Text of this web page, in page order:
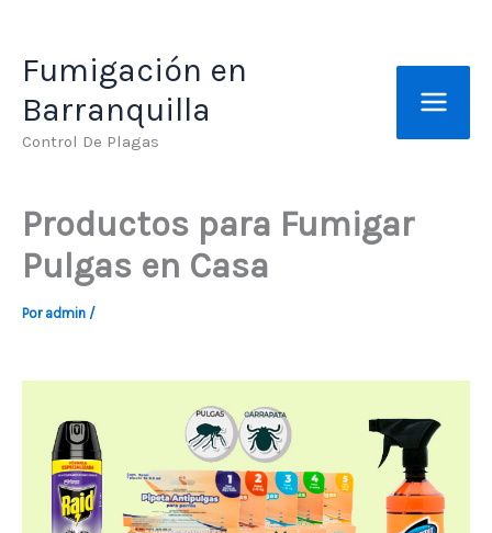
contenido
Fumigación en
Barranquilla
Control De Plagas
Productos para Fumigar
Pulgas en Casa
Por admin /